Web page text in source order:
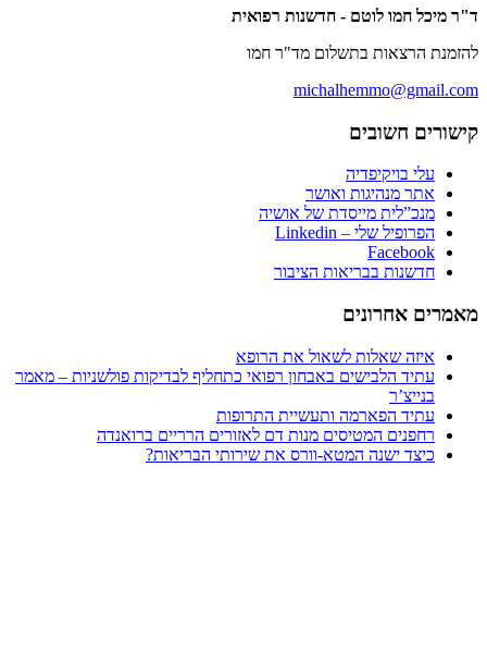
חמו לוטם - חדשנות רפואית
הרצאות בתשלום מד"ר חמו
חשובים
עלי בויקיפדיה
אתר מנהיגות ואושר
מנכ”לית מייסדת של אושיה
הפרופיל שלי – Linkedin
Facebook
חדשנות בבריאות הציבור
אחרונים
איזה שאלות לשאול את הרופא
עתיד הלבישים באבחון רפואי כתחליף לבדיקות פולשניות – מאמר
בנייצ’ר
עתיד הפארמה ותעשיית התרופות
רחפנים המטיסים מנות דם לאזורים הרריים ברואנדה
כיצד ישנה המטא-וורס את שירותי הבריאות?